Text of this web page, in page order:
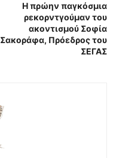
H πρώην παγκόσμια
ρεκορντγούμαν του
ακοντισμού Σοφία
Σακοράφα, Πρόεδρος του
ΣΕΓΑΣ